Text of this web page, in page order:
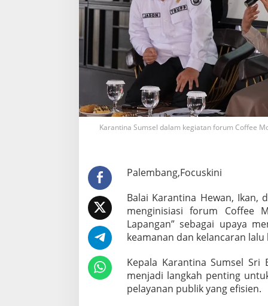
m
a
n
K
e
p
i
g
a
n
P
e
k
u
t
Karantina Sumsel dalam kegiatan forum Coffee
Palembang,Focuskini
Balai Karantina Hewan, Ikan,
menginisiasi forum Coffee
Lapangan” sebagai upaya
keamanan dan kelancaran
Kepala Karantina Sumsel
menjadi langkah penting
pelayanan publik yang efisien.